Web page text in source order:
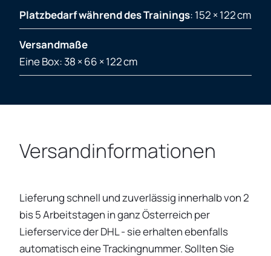
Platzbedarf während des Trainings: 152 × 122 cm
Versandmaße
Eine Box: 38 × 66 × 122 cm
Versandinformationen
Lieferung schnell und zuverlässig innerhalb von 2
bis 5 Arbeitstagen in ganz Österreich per
Lieferservice der DHL - sie erhalten ebenfalls
automatisch eine Trackingnummer. Sollten Sie